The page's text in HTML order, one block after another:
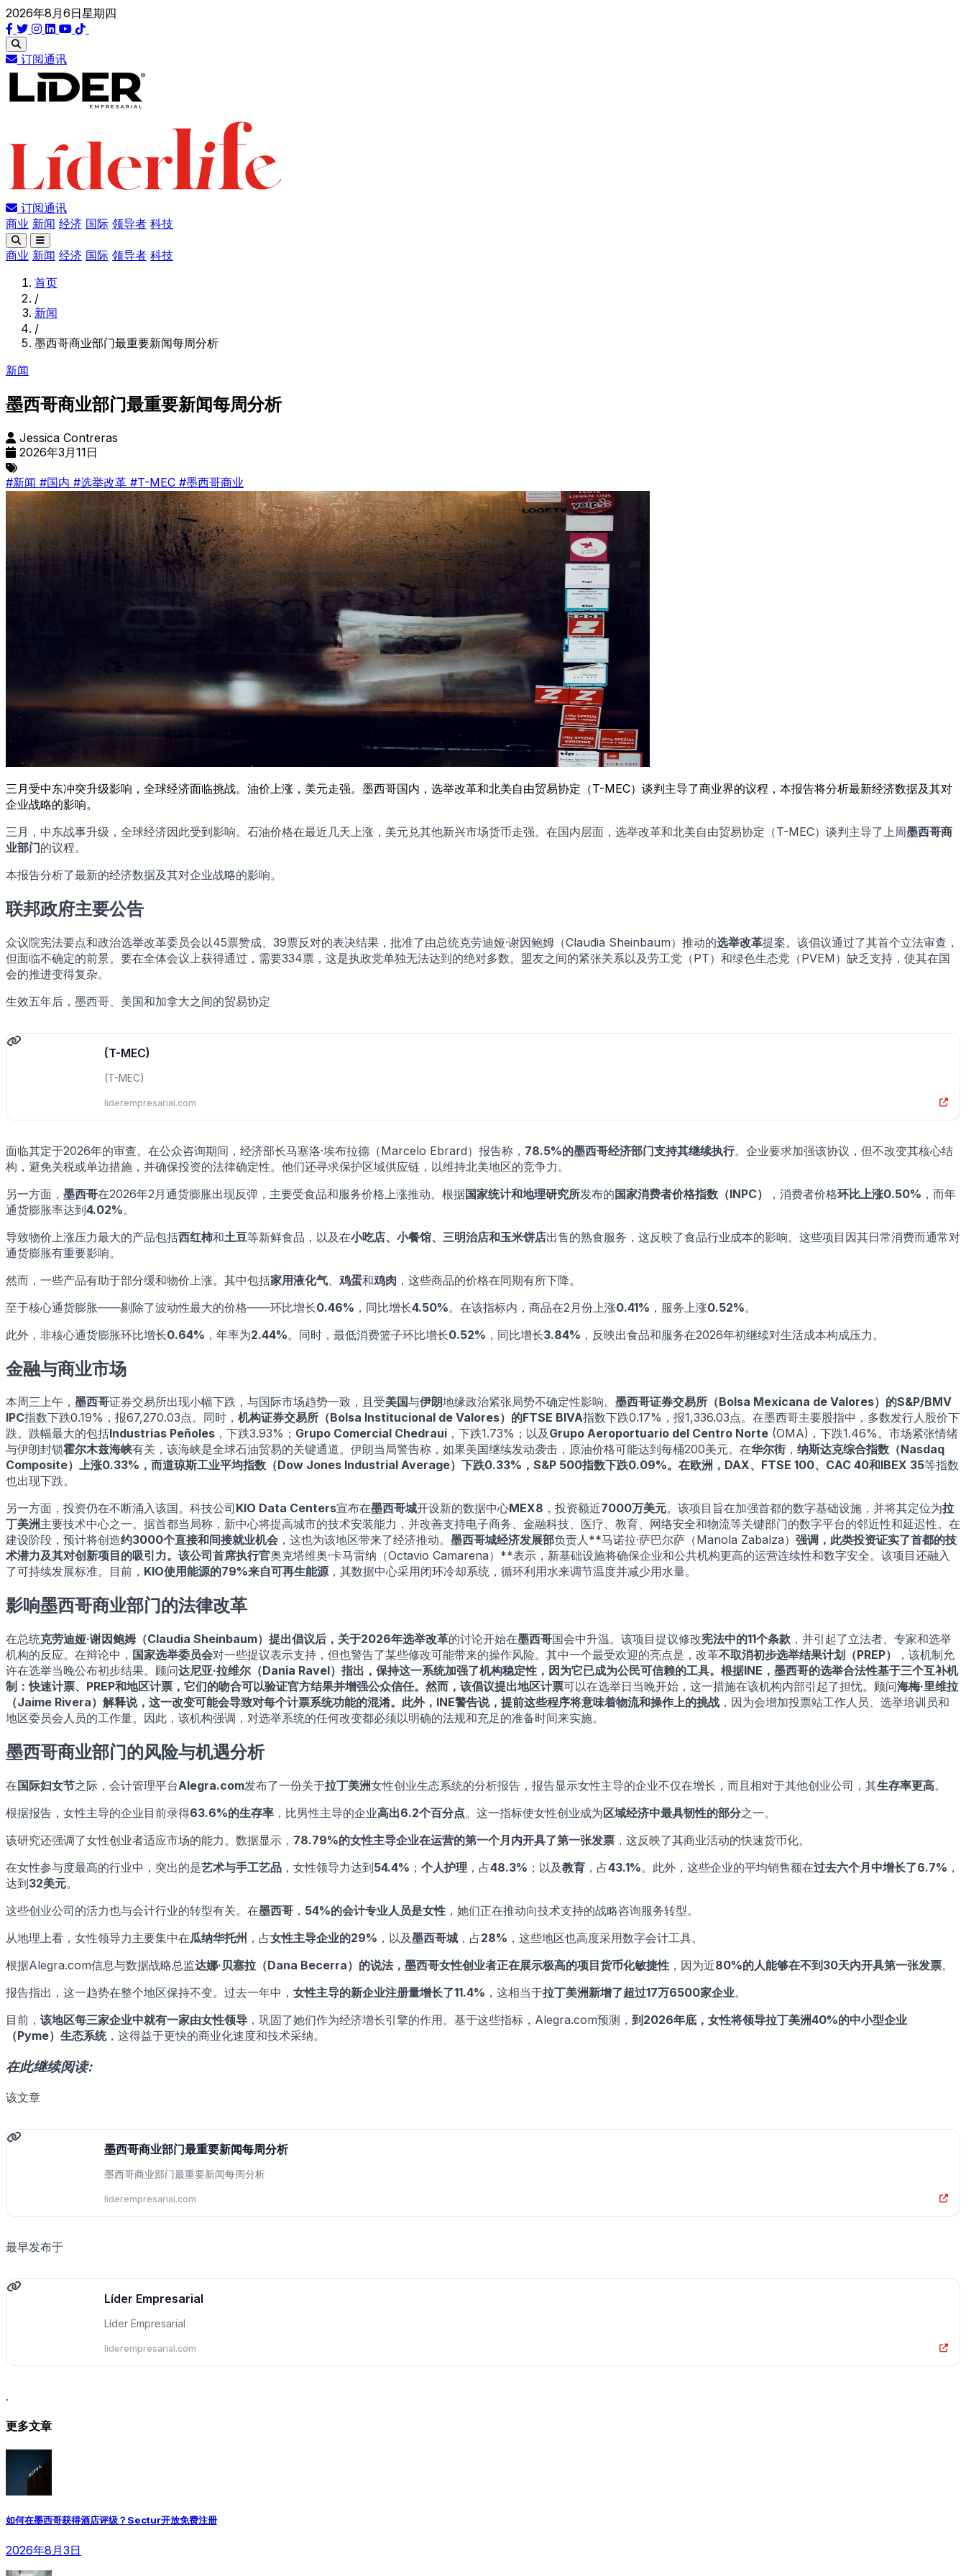
2026年8月6日星期四
订阅通讯
订阅通讯
商业 新闻 经济 国际 领导者 科技
商业 新闻 经济 国际 领导者 科技
首页
/
新闻
/
墨西哥商业部门最重要新闻每周分析
新闻
墨西哥商业部门最重要新闻每周分析
Jessica Contreras
2026年3月11日
#新闻 #国内 #选举改革 #T-MEC #墨西哥商业
三月受中东冲突升级影响，全球经济面临挑战。油价上涨，美元走强。墨西哥国内，选举改革和北美自由贸易协定（T-MEC）谈判主导了商业界的议程，本报告将分析最新经济数据及其对
企业战略的影响。
三月，中东战事升级，全球经济因此受到影响。石油价格在最近几天上涨，美元兑其他新兴市场货币走强。在国内层面，选举改革和北美自由贸易协定（T-MEC）谈判主导了上周墨西哥商
业部门的议程。
本报告分析了最新的经济数据及其对企业战略的影响。
联邦政府主要公告
众议院宪法要点和政治选举改革委员会以45票赞成、39票反对的表决结果，批准了由总统克劳迪娅·谢因鲍姆（Claudia Sheinbaum）推动的选举改革提案。该倡议通过了其首个立法审查，
但面临不确定的前景。要在全体会议上获得通过，需要334票，这是执政党单独无法达到的绝对多数。盟友之间的紧张关系以及劳工党（PT）和绿色生态党（PVEM）缺乏支持，使其在国
会的推进变得复杂。
生效五年后，墨西哥、美国和加拿大之间的贸易协定
(T-MEC)
(T-MEC)
liderempresarial.com
面临其定于2026年的审查。在公众咨询期间，经济部长马塞洛·埃布拉德（Marcelo Ebrard）报告称， 78.5%的墨西哥经济部门支持其继续执行。企业要求加强该协议，但不改变其核心结
构，避免关税或单边措施，并确保投资的法律确定性。他们还寻求保护区域供应链，以维持北美地区的竞争力。
另一方面， 墨西哥在2026年2月通货膨胀出现反弹，主要受食品和服务价格上涨推动。根据国家统计和地理研究所发布的国家消费者价格指数（INPC） ，消费者价格环比上涨0.50% ，而年
通货膨胀率达到4.02%。
导致物价上涨压力最大的产品包括西红柿和土豆等新鲜食品，以及在小吃店、小餐馆、三明治店和玉米饼店出售的熟食服务，这反映了食品行业成本的影响。这些项目因其日常消费而通常对
通货膨胀有重要影响。
然而，一些产品有助于部分缓和物价上涨。其中包括家用液化气 鸡蛋和鸡肉 ，这些商品的价格在同期有所下降。
至于核心通货膨胀——剔除了波动性最大的价格——环比增长0.46% ，同比增长4.50%。在该指标内，商品在2月份上涨0.41% ，服务上涨0.52%。
此外，非核心通货膨胀环比增长0.64% ，年率为2.44%。同时，最低消费篮子环比增长0.52% ，同比增长3.84% ，反映出食品和服务在2026年初继续对生活成本构成压力。
金融与商业市场
本周三上午， 墨西哥证券交易所出现小幅下跌，与国际市场趋势一致，且受美国与伊朗地缘政治紧张局势不确定性影响。 墨西哥证券交易所（Bolsa Mexicana de Valores） 的S&P/BMV
IPC指数下跌0.19%，报67,270.03点。同时， 机构证券交易所（Bolsa Institucional de Valores） 的FTSE BIVA指数下跌0.17%，报1,336.03点。在墨西哥主要股指中，多数发行人股价下
跌。跌幅最大的包括Industrias Peñoles ，下跌3.93%； Grupo Comercial Chedraui ，下跌1.73%；以及 Grupo Aeroportuario del Centro Norte (OMA)，下跌1.46%。市场紧张情绪
与伊朗封锁霍尔木兹海峡有关，该海峡是全球石油贸易的关键通道。伊朗当局警告称，如果美国继续发动袭击，原油价格可能达到每桶200美元。在华尔街， 纳斯达克综合指数（Nasdaq
Composite） 上涨0.33%，而道琼斯工业平均指数（Dow Jones Industrial Average） 下跌0.33%， S&P 500指数下跌0.09%。在欧洲， DAX、 FTSE 100、 CAC 40和IBEX 35等指数
也出现下跌。
另一方面，投资仍在不断涌入该国。科技公司KIO Data Centers宣布在墨西哥城开设新的数据中心MEX8 ，投资额近7000万美元。该项目旨在加强首都的数字基础设施，并将其定位为拉
丁美洲主要技术中心之一。据首都当局称，新中心将提高城市的技术安装能力，并改善支持电子商务、金融科技、医疗、教育、网络安全和物流等关键部门的数字平台的邻近性和延迟性。在
建设阶段，预计将创造约3000个直接和间接就业机会 ，这也为该地区带来了经济推动。 墨西哥城经济发展部负责人**马诺拉·萨巴尔萨（Manola Zabalza） 强调，此类投资证实了首都的技
术潜力及其对创新项目的吸引力。该公司首席执行官奥克塔维奥·卡马雷纳（Octavio Camarena）**表示，新基础设施将确保企业和公共机构更高的运营连续性和数字安全。该项目还融入
了可持续发展标准。目前， KIO使用能源的79%来自可再生能源，其数据中心采用闭环冷却系统，循环利用水来调节温度并减少用水量。
影响墨西哥商业部门的法律改革
在总统克劳迪娅·谢因鲍姆（Claudia Sheinbaum） 提出倡议后，关于2026年选举改革的讨论开始在墨西哥国会中升温。该项目提议修改宪法中的11个条款 ，并引起了立法者、专家和选举
机构的反应。在辩论中， 国家选举委员会对一些提议表示支持，但也警告了某些修改可能带来的操作风险。其中一个最受欢迎的亮点是，改革不取消初步选举结果计划（PREP）
，该机制允
许在选举当晚公布初步结果。顾问达尼亚·拉维尔（Dania Ravel） 指出，保持这一系统加强了机构稳定性，因为它已成为公民可信赖的工具。根据INE，墨西哥的选举合法性基于三个互补机
制：快速计票、PREP和地区计票 ，它们的吻合可以验证官方结果并增强公众信任。然而，该倡议提出地区计票可以在选举日当晚开始，这一措施在该机构内部引起了担忧。顾问海梅·里维拉
（Jaime Rivera） 解释说，这一改变可能会导致对每个计票系统功能的混淆。此外，INE警告说，提前这些程序将意味着物流和操作上的挑战 ，因为会增加投票站工作人员、选举培训员和
地区委员会人员的工作量。因此，该机构强调，对选举系统的任何改变都必须以明确的法规和充足的准备时间来实施。
墨西哥商业部门的风险与机遇分析
在 国际妇女节之际，会计管理平台Alegra.com发布了一份关于拉丁美洲女性创业生态系统的分析报告，报告显示女性主导的企业不仅在增长，而且相对于其他创业公司，其生存率更高。
根据报告，女性主导的企业目前录得63.6%的生存率 ，比男性主导的企业高出6.2个百分点。这一指标使女性创业成为区域经济中最具韧性的部分之一。
该研究还强调了女性创业者适应市场的能力。数据显示， 78.79%的女性主导企业在运营的第一个月内开具了第一张发票 ，这反映了其商业活动的快速货币化。
在女性参与度最高的行业中，突出的是艺术与手工艺品 ，女性领导力达到54.4% ； 个人护理 ，占48.3% ；以及教育 ，占43.1%。此外，这些企业的平均销售额在过去六个月中增长了6.7% ，
达到32美元。
这些创业公司的活力也与会计行业的转型有关。在墨西哥 ， 54%的会计专业人员是女性 ，她们正在推动向技术支持的战略咨询服务转型。
从地理上看，女性领导力主要集中在瓜纳华托州 ，占女性主导企业的29% ，以及墨西哥城 ，占28% ，这些地区也高度采用数字会计工具。
根据Alegra.com信息与数据战略总监达娜·贝塞拉（Dana Becerra） 的说法，墨西哥女性创业者正在展示极高的项目货币化敏捷性 ，因为近80%的人能够在不到30天内开具第一张发票。
报告指出，这一趋势在整个地区保持不变。过去一年中， 女性主导的新企业注册量增长了11.4% ，这相当于拉丁美洲新增了超过17万6500家企业。
目前， 该地区每三家企业中就有一家由女性领导 ，巩固了她们作为经济增长引擎的作用。基于这些指标，Alegra.com预测， 到2026年底，女性将领导拉丁美洲40%的中小型企业
（Pyme）生态系统，这得益于更快的商业化速度和技术采纳。
在此继续阅读:
该文章
墨西哥商业部门最重要新闻每周分析
墨西哥商业部门最重要新闻每周分析
liderempresarial.com
最早发布于
Líder Empresarial
Líder Empresarial
liderempresarial.com
.
更多文章
如何在墨西哥获得酒店评级？Sectur开放免费注册
2026年8月3日